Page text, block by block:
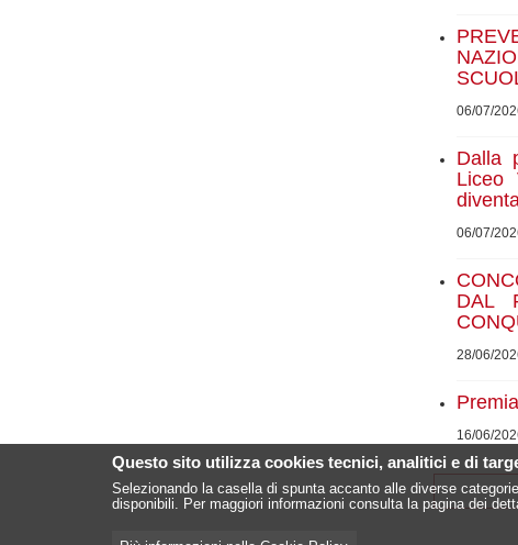
06/07/
Dalla
Liceo
06/07/
DAL
28/06/
16/06/
Questo sito utilizza cookies tecnici, analitici e di
Selezionando la casella di spunta accanto alle diverse
disponibili. Per maggiori informazioni consulta la pagina dei